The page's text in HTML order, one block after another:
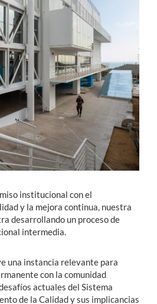
institucional con el
y la mejora continua, nuestra
desarrollando un proceso de
intermedia.
una instancia relevante para
con la comunidad
actuales del Sistema
de la Calidad y sus implicancias